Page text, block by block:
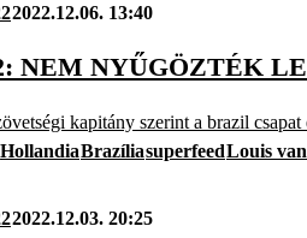
2022.12.06. 13:40
NEM NYŰGÖZTÉK
kapitány szerint a brazil
HollandiaBrazíliasuperfeedLouis
2022.12.03. 20:25